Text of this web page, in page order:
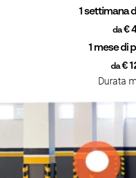
1 settimana
da€
1 mese di
da€
Durata